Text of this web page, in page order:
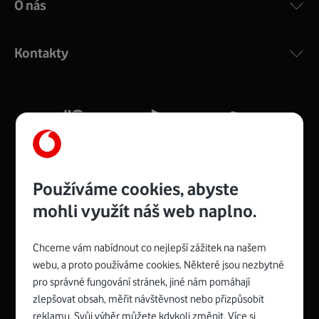
COMPAL CH7465VF
silný signál pro celou domácnost. Kompaktní rozměry 21
Více o COMPAL CH7465VF
Zyxel VMG8623-T50B:
Rozměry modemu jsou 16 x 22 x 7,5 cm (včetně stojánku)
Spojte se s Vodafonem
O nás
Kontakty
Používáme cookies, abyste
mohli využít náš web naplno.
Chceme vám nabídnout co nejlepší zážitek na našem
webu, a proto používáme cookies. Některé jsou nezbytné
pro správné fungování stránek, jiné nám pomáhají
zlepšovat obsah, měřit návštěvnost nebo přizpůsobit
reklamu. Svůj výběr můžete kdykoli změnit. Více si